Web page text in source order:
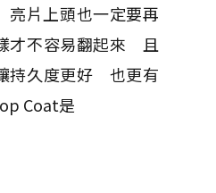
亮片上頭也一定要再
不容易翻起來 且
持久度更好 也更有
Coat是